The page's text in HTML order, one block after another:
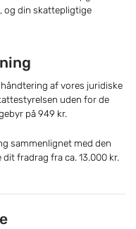
og din skattepligtige
af vores juridiske
uden for de
på 949 kr.
sammenlignet med den
fradrag fra ca. 13.000 kr.